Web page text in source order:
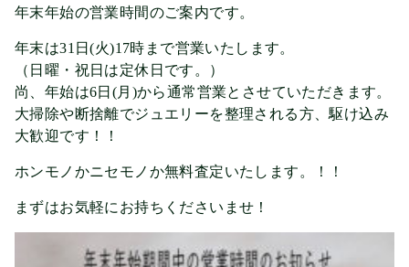
年末年始の営業時間のご案内です。
年末は31日(火)17時まで営業いたします。
（日曜・祝日は定休日です。）
尚、年始は6日(月)から通常営業とさせていただきます。
大掃除や断捨離でジュエリーを整理される方、駆け込み
大歓迎です！！
ホンモノかニセモノか無料査定いたします。！！
まずはお気軽にお持ちくださいませ！